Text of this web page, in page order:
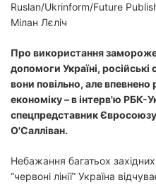
Ruslan/Ukrinform/Future
Мілан Лєліч
Про використання
допомоги Україні, російські
вони повільно, але
економіку – в інтерв'ю РБК-
спецпредставник Євросоюзу
О'Салліван.
Небажання багатьох
“червоні лінії” Україна